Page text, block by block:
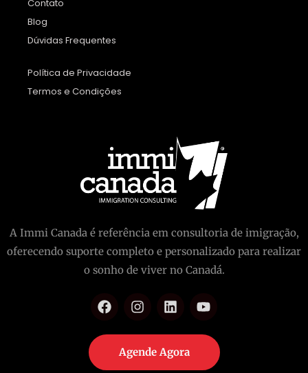
Contato
Blog
Dúvidas Frequentes
Política de Privacidade
Termos e Condições
A Immi Canada é referência em consultoria de imigração,
oferecendo suporte completo e personalizado para realizar
o sonho de viver no Canadá.
Agende Agora